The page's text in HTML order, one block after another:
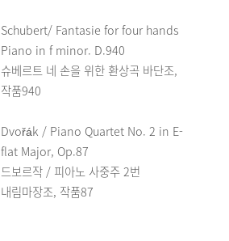
Schubert/ Fantasie for four hands
Piano in f minor. D.940
슈베르트 네 손을 위한 환상곡 바단조,
작품940
Dvořák / Piano Quartet No. 2 in E-
flat Major, Op.87
드보르작 / 피아노 사중주 2번
내림마장조, 작품87